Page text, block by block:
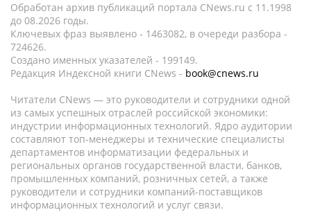
Обработан архив публикаций портала CNews.ru c 11.1998
до 08.2026 годы.
Ключевых фраз выявлено - 1463082, в очереди разбора -
724626.
Создано именных указателей - 199149.
Редакция Индексной книги CNews - book@cnews.ru
Читатели CNews — это руководители и сотрудники одной
из самых успешных отраслей российской экономики:
индустрии информационных технологий. Ядро аудитории
составляют топ-менеджеры и технические специалисты
департаментов информатизации федеральных и
региональных органов государственной власти, банков,
промышленных компаний, розничных сетей, а также
руководители и сотрудники компаний-поставщиков
информационных технологий и услуг связи.